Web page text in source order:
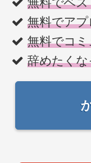
無料でア
無料でコ
辞めたく